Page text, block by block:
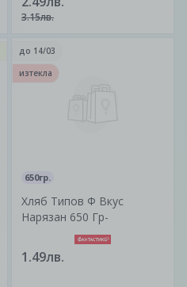
3.15лв.
650гр.
Хляб Типов Ф Вкус
Нарязан 650 Гр-
1.49лв.
до 14/03
изтекла